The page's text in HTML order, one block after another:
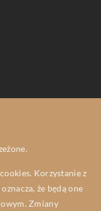
Korzystanie z
że będą one
Zmiany